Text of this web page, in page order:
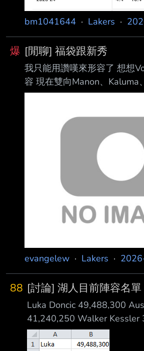
bm1041644 · Lakers ·
爆 [閒聊] 福袋跟新秀
我只能用讚嘆來形容了 想想
容 現在雙向Manon、Kaluma
的福袋 ZW、Thy 新人 Carr
是Thy這樣不健康的福袋 因為
優秀的 不論是針對過去的AD
哥等人的綠葉 其實都有實績
那7R呢 7R就他們自己的話語
療團隊對於綠葉的照顧多於核
隊在棒球是很重視農場跟養
發揮多少 雙向只有三個名額、
evangelew · Lakers ·
88 [討論] 湖人目前陣容名單
Luka Doncic 49,488,300
41,240,250 Walker Kessler
Quentin Grimes 13,953,488
Mamukelashvili 13,000,000